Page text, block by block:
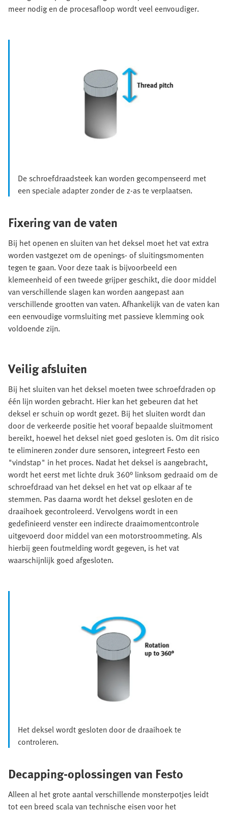
meer nodig en de procesafloop wordt veel eenvoudiger.
De schroefdraadsteek kan worden gecompenseerd met
een speciale adapter zonder de z-as te verplaatsen.
Fixering van de vaten
Bij het openen en sluiten van het deksel moet het vat extra
worden vastgezet om de openings- of sluitingsmomenten
tegen te gaan. Voor deze taak is bijvoorbeeld een
klemeenheid of een tweede grijper geschikt, die door middel
van verschillende slagen kan worden aangepast aan
verschillende grootten van vaten. Afhankelijk van de vaten kan
een eenvoudige vormsluiting met passieve klemming ook
voldoende zijn.
Veilig afsluiten
Bij het sluiten van het deksel moeten twee schroefdraden op
één lijn worden gebracht. Hier kan het gebeuren dat het
deksel er schuin op wordt gezet. Bij het sluiten wordt dan
door de verkeerde positie het vooraf bepaalde sluitmoment
bereikt, hoewel het deksel niet goed gesloten is. Om dit risico
te elimineren zonder dure sensoren, integreert Festo een
"vindstap" in het proces. Nadat het deksel is aangebracht,
wordt het eerst met lichte druk 360° linksom gedraaid om de
schroefdraad van het deksel en het vat op elkaar af te
stemmen. Pas daarna wordt het deksel gesloten en de
draaihoek gecontroleerd. Vervolgens wordt in een
gedefinieerd venster een indirecte draaimomentcontrole
uitgevoerd door middel van een motorstroommeting. Als
hierbij geen foutmelding wordt gegeven, is het vat
waarschijnlijk goed afgesloten.
Het deksel wordt gesloten door de draaihoek te
controleren.
Decapping-oplossingen van Festo
Alleen al het grote aantal verschillende monsterpotjes leidt
tot een breed scala van technische eisen voor het